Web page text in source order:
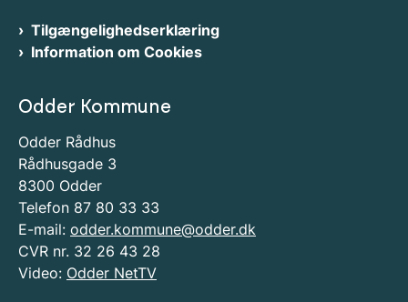
Tilgængelighedserklæring
Information om Cookies
Odder Kommune
Odder Rådhus
Rådhusgade 3
8300 Odder
Telefon 87 80 33 33
E-mail: odder.kommune@odder.dk
CVR nr. 32 26 43 28
Video: Odder NetTV